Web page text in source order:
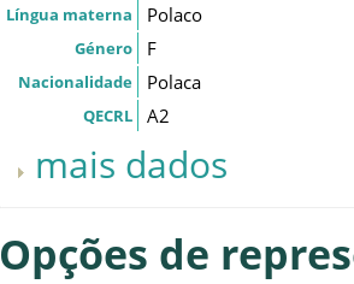
Língua materna Polaco
Género F
Nacionalidade Polaca
QECRL A2
mais dados
Opções de